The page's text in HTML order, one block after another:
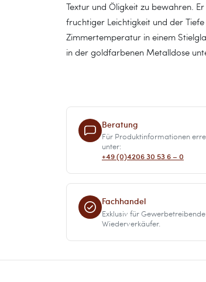
Textur und Öligkeit zu bewahren.
fruchtiger Leichtigkeit und der Tiefe
Zimmertemperatur in einem
in der goldfarbenen Metalldose
Beratung
Für Produktinformationen
unter:
+49 (0)4206 30 53 6 – 0
Fachhandel
Exklusiv für
Wiederverkäufer.